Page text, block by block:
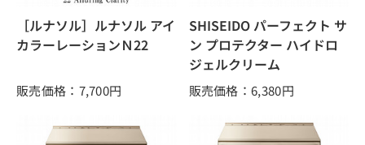
［ルナソル］ルナソル アイ
カラーレーションＮ22
販売価格：7,700円
SHISEIDO パーフェクト サ
ン プロテクター ハイドロ
ジェルクリーム
販売価格：6,380円